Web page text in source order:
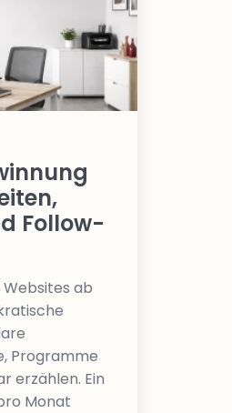
Follow-
ab
Programme
erzählen. Ein
Monat